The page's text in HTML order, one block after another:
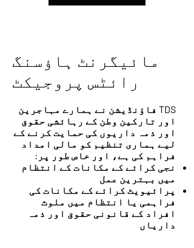
مائیگرنٹ ہاؤسنگ
رائٹس پروجیکٹ
TDS فاؤنڈیشن نے ہمارے مہاجرین
اور تارکین وطن کے رہائشی حقوق
اور ذمہ داریوں کی حمایت کرنے کے
لیے ہماری تنظیم کو مالی امداد
فراہم کی ہے، اور خاص طور پر:
نجی کرائے کے مکانات کے انتظام
میں بہترین عمل
پرائیویٹ کرائے کے مکانات کی
فراہمی یا انتظام میں ملوث
افراد کے قانونی حقوق اور ذمہ
داریاں